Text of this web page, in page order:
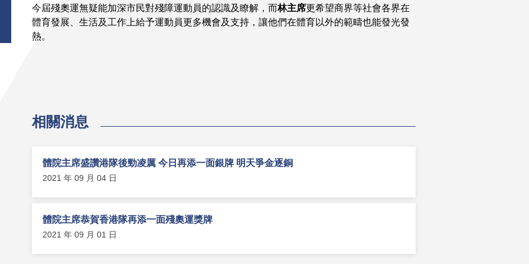
今屆殘奧運無疑能加深市民對殘障運動員的認識及瞭解，而林主席更希望商界等社會各界在
體育發展、生活及工作上給予運動員更多機會及支持，讓他們在體育以外的範疇也能發光發
熱。
相關消息
體院主席盛讚港隊後勁凌厲 今日再添一面銀牌 明天爭金逐銅
2021 年 09 月 04 日
體院主席恭賀香港隊再添一面殘奧運獎牌
2021 年 09 月 01 日